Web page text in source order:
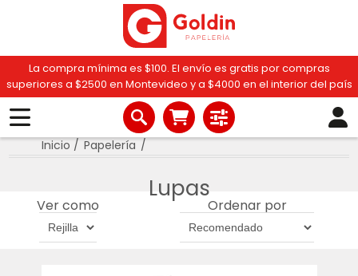
La compra mínima es $100. El envío es gratis por compras
superiores a $2500 en Montevideo y a $4000 en el interior del país
Inicio / Papelería /
Lupas
Ver como Ordenar por